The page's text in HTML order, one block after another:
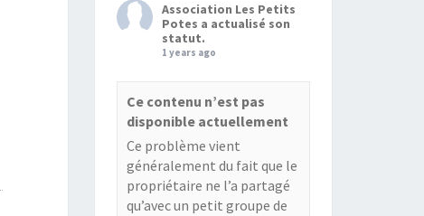
Association Les Petits
Potes a actualisé son
statut.
1 years ago
Ce contenu n’est pas
disponible actuellement
Ce problème vient
généralement du fait que le
propriétaire ne l’a partagé
qu’avec un petit groupe de